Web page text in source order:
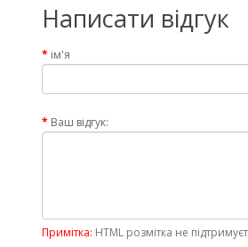
Написати відгук
ім'я
Ваш відгук:
Примітка: HTML розмітка не